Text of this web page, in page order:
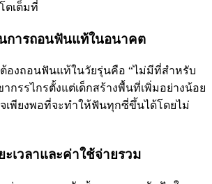
ตเต็มที่
การถอนฟันแท้ในอนาคต
องถอนฟันแท้ในวัยรุ่นคือ “ไม่มีที่สำหรับ
กรรไกรตั้งแต่เด็กสร้างพื้นที่เพิ่มอย่างน้อย
จเพียงพอที่จะทำให้ฟันทุกซี่ขึ้นได้โดยไม่
ะเวลาและค่าใช้จ่ายรวม